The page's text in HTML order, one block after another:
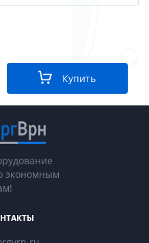
Купить
экономным